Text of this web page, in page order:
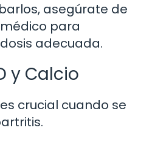
asegúrate de
para
adecuada.
y Calcio
crucial cuando se